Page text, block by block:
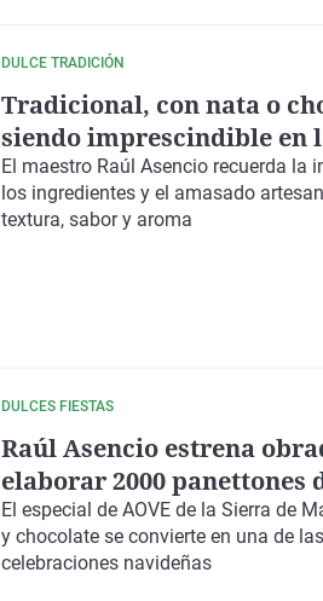
DULCE TRADICIÓN
Tradicional, con nata o
siendo imprescindible en
El maestro Raúl Asencio recuerda la
los ingredientes y el amasado
textura, sabor y aroma
DULCES FIESTAS
Raúl Asencio estrena
elaborar 2000 panettones
El especial de AOVE de la Sierra de
y chocolate se convierte en una de
celebraciones navideñas